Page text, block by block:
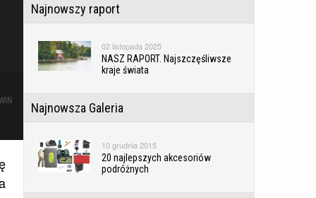
Najnowszy raport
02 listopada 2025
NASZ RAPORT. Najszczęśliwsze
kraje świata
Najnowsza Galeria
10 grudnia 2015
20 najlepszych akcesoriów
podróżnych